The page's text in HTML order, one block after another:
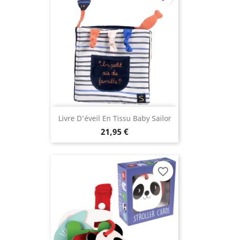
Livre D'éveil En Tissu Baby Sailor
21,95 €
favorite_border